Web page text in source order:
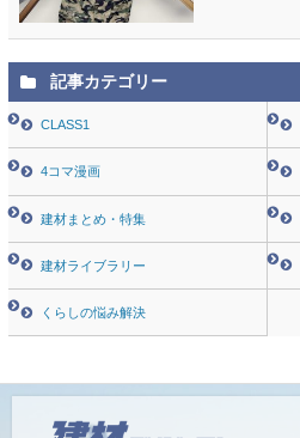
記事カテゴリー
CLASS1
4コマ漫画
建材まとめ・特集
建材ライブラリー
くらしの悩み解決